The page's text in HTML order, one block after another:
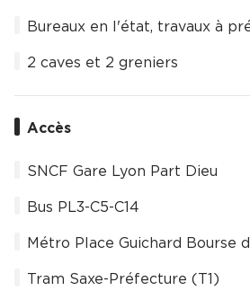
Bureaux en l'état, travaux à
2 caves et 2 greniers
Accès
SNCF Gare Lyon Part Dieu
Bus PL3-C5-C14
Métro Place Guichard Bourse
Tram Saxe-Préfecture (T1)